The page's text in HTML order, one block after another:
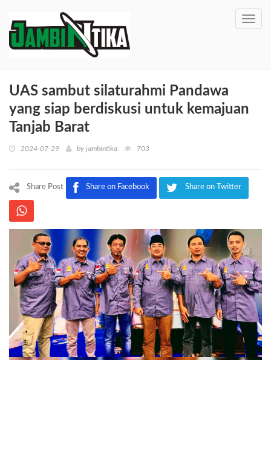
UAS sambut silaturahmi Pandawa
yang siap berdiskusi untuk kemajuan
Tanjab Barat
2024-07-29 by jambintika 703
Share Post Share on Facebook Share on Twitter